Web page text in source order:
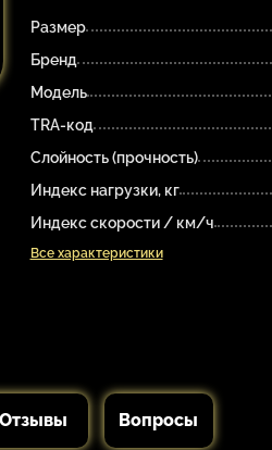
Размер
Бренд
Модель
TRA-код
Слойность (прочность)
Индекс нагрузки, кг
Индекс скорости / км/ч
Все характеристики
Отзывы Вопросы